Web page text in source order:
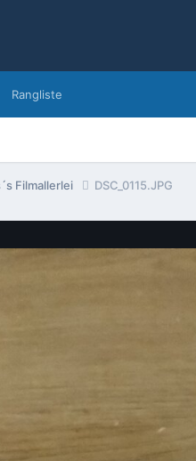
Rangliste
Filmallerlei DSC_0115.JPG